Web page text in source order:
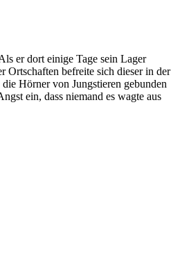
er dort einige Tage sein Lager
Ortschaften befreite sich dieser in der
Hörner von Jungstieren gebunden
ein, dass niemand es wagte aus